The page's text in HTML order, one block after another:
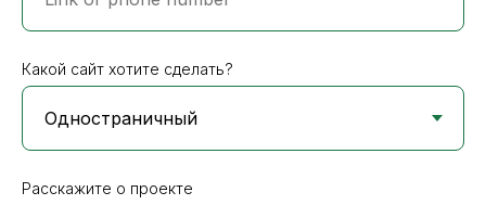
Какой сайт хотите сделать?
Расскажите о проекте